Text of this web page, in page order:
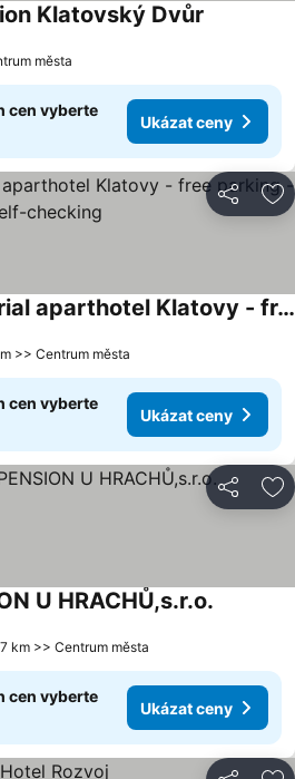
Klatovský Dvůr
města
cen vyberte
Ukázat ceny
Sdílet
ROCH800 - industrial aparthotel Klatovy - free parking - self-checking
>> Centrum města
cen vyberte
Ukázat ceny
Sdílet
U HRACHŮ,s.r.o.
km >> Centrum města
cen vyberte
Ukázat ceny